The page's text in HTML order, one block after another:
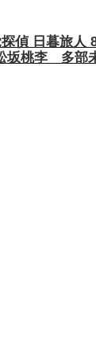
偵 日暮旅人
桃李 多部